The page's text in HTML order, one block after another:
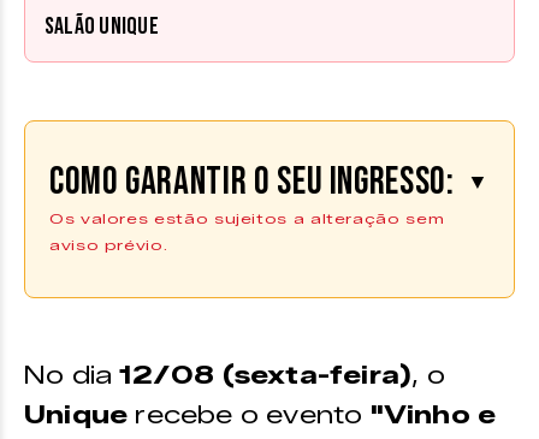
Salão Unique
Como garantir o seu ingresso: ▼
Os valores estão sujeitos a alteração sem
aviso prévio.
No dia12/08 (sexta-feira), o
Unique recebe o evento "Vinho e